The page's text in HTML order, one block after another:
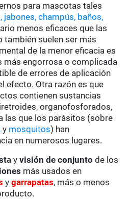
para mascotas tales
jabones, champús, baños,
menos eficaces que las
también suelen ser más
de la menor eficacia es
más engorrosa o complicada
de errores de aplicación
efecto. Otra razón es que
contienen sustancias
organofosforados,
las que los parásitos (sobre
y mosquitos) han
en numerosos lugares.
yvisión de conjunto de los
más usados en
ygarrapatas, más o menos